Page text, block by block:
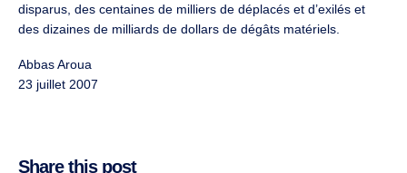
disparus, des centaines de milliers de déplacés et d’exilés et
des dizaines de milliards de dollars de dégâts matériels.
Abbas Aroua
23 juillet 2007
Share this post